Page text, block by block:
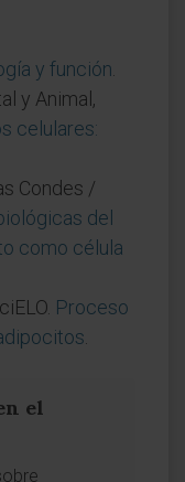
y función
y Animal,
celulares:
Condes /
del
como célula
Proceso
el